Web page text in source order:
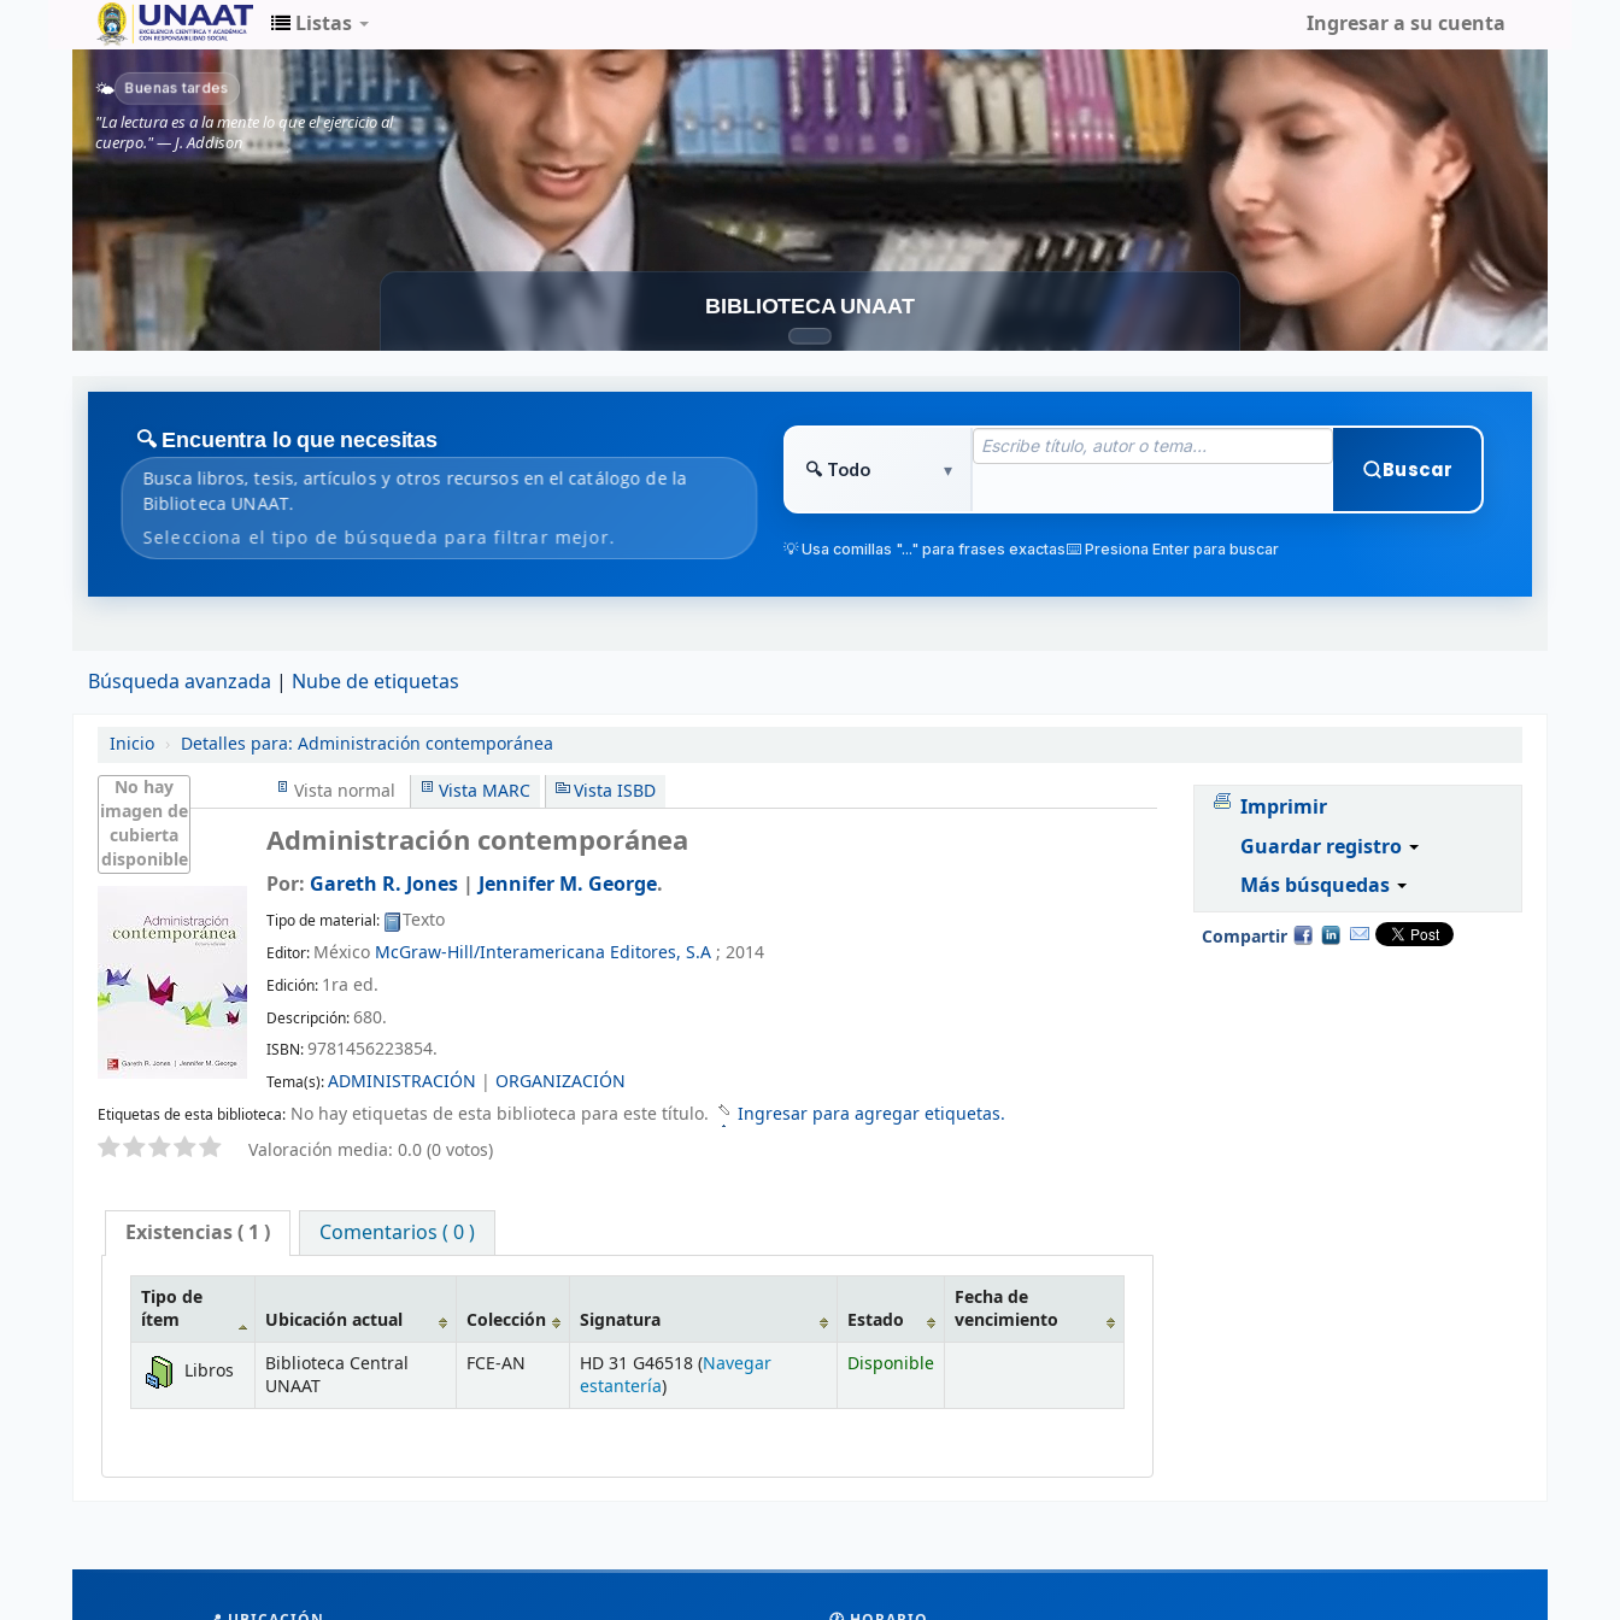
Biblioteca
Unaat
Listas Ingresar a su cuenta
🌤️ Buenas tardes
"La lectura es a la mente lo que el ejercicio al
cuerpo." — J. Addison
BIBLIOTECA UNAAT
🔍 Encuentra lo que necesitas
Busca libros, tesis, artículos y otros recursos en el catálogo de la
Biblioteca UNAAT.
Selecciona el tipo de búsqueda para filtrar mejor.
Buscar
💡 Usa comillas "..." para frases exactas⌨️ Presiona Enter para buscar
Búsqueda avanzada Nube de etiquetas
Inicio › Detalles para: Administración contemporánea
No hay
imagen de
cubierta
disponible
Vista normal Vista MARC Vista ISBD
Administración contemporánea
Por: Gareth R. Jones |Jennifer M. George.
Tipo de material: Texto
Editor: México McGraw-Hill/Interamericana Editores, S.A; 2014
Edición: 1ra ed.
Descripción:680.
ISBN:9781456223854.
Tema(s):ADMINISTRACIÓN | ORGANIZACIÓN
Etiquetas de esta biblioteca: No hay etiquetas de esta biblioteca para este título.
Ingresar para agregar etiquetas.
Valoración media: 0.0 (0 votos)
Existencias( 1 ) Comentarios ( 0 )
Tipo de
ítem
Ubicación actual Colección Signatura Estado
Fecha de
vencimiento
Libros
Biblioteca Central
UNAAT
FCE-AN HD 31 G46518 (Navegar
estantería)
Disponible
Imprimir
Guardar registro
Más búsquedas
Compartir